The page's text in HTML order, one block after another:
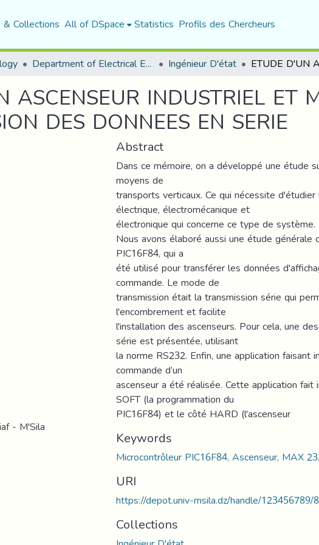
Collections All of DSpace Statistics Profils des Chercheurs
Department of Electrical Engineering Ingénieur D'état
ASCENSEUR INDUSTRIEL ET
DES DONNEES EN SERIE
- M'Sila
Abstract
Dans ce mémoire, on a développé une étude
moyens de
transports verticaux. Ce qui nécessite
électrique, électromécanique et
électronique qui concerne ce type de système.
Nous avons élaboré aussi une étude générale
PIC16F84, qui a
été utilisé pour transférer les données
commande. Le mode de
transmission était la transmission série qui
l'encombrement et facilite
l'installation des ascenseurs. Pour cela, une
série est présentée, utilisant
la norme RS232. Enfin, une application faisant
commande d’un
ascenseur a été réalisée. Cette application
SOFT (la programmation du
PIC16F84) et le côté HARD (l'ascenseur
Keywords
Microcontrôleur PIC16F84, Ascenseur, MAX
URI
https://depot.univ-msila.dz/handle/123456789/
Collections